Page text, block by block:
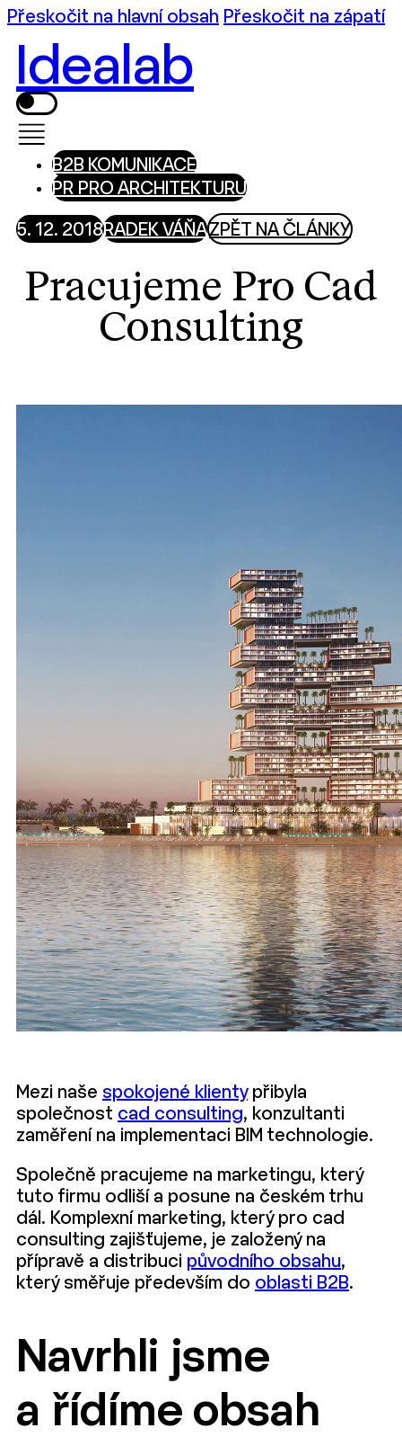
Přeskočit na hlavní obsah Přeskočit na zápatí
Idealab
B2B KOMUNIKACE
PR PRO ARCHITEKTURU
5. 12. 2018RADEK VÁŇAZPĚT NA ČLÁNKY
Pracujeme Pro Cad
Consulting
Mezi naše spokojené klientypřibyla
společnost cad consulting, konzultanti
zaměření na implementaci BIM technologie.
Společně pracujeme na marketingu, který
tuto firmu odliší a posune na českém trhu
dál. Komplexní marketing, který pro cad
consulting zajišťujeme, je založený na
přípravě a distribuci původního obsahu,
který směřuje především do oblasti B2B.
Navrhli jsme
a řídíme obsah